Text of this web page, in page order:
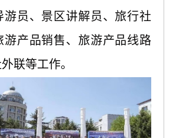
游员、景区讲解员、旅行社
游产品销售、旅游产品线路
联等工作。